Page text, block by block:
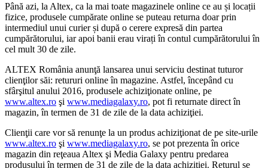
Până azi, la Altex, ca la mai toate magazinele online ce au și locații
fizice, produsele cumpărate online se puteau returna doar prin
intermediul unui curier și după o cerere expresă din partea
cumpărătorului, iar apoi banii erau virați în contul cumpărătorului în
cel mult 30 de zile.
ALTEX România anunţă lansarea unui serviciu destinat tuturor
clienţilor săi: retururi online în magazine. Astfel, începând cu
sfârşitul anului 2016, produsele achiziţionate online, pe
www.altex.ro şi www.mediagalaxy.ro, pot fi returnate direct în
magazin, în termen de 31 de zile de la data achiziţiei.
Clienţii care vor să renunţe la un produs achiziţionat de pe site-urile
www.altex.ro şi www.mediagalaxy.ro, se pot prezenta în orice
magazin din reţeaua Altex şi Media Galaxy pentru predarea
produsului în termen de 31 de zile de la data achiziţiei. Returul se